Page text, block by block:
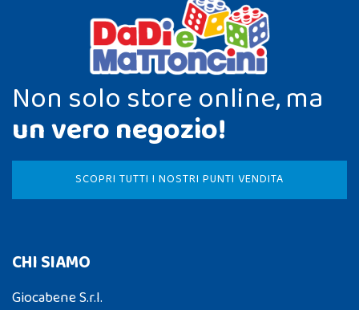
Non solo store online, ma
un vero negozio!
SCOPRI TUTTI I NOSTRI PUNTI VENDITA
CHI SIAMO
Giocabene S.r.l.